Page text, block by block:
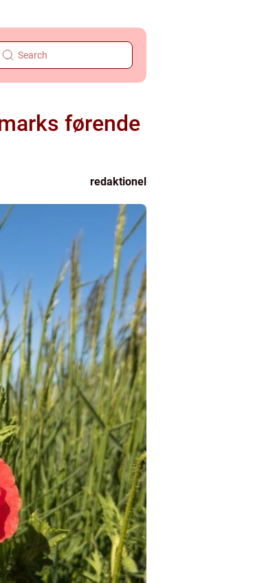
førende
redaktionel